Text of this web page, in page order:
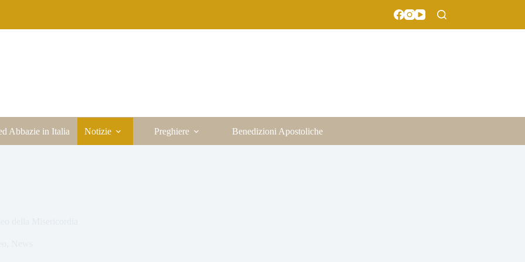
Abbazie in Italia Notizie Preghiere Benedizioni Apostoliche